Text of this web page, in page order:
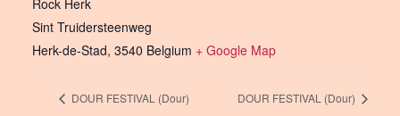
Rock Herk
Sint Truidersteenweg
Herk-de-Stad, 3540 Belgium + Google Map
DOUR FESTIVAL (Dour) DOUR FESTIVAL (Dour)